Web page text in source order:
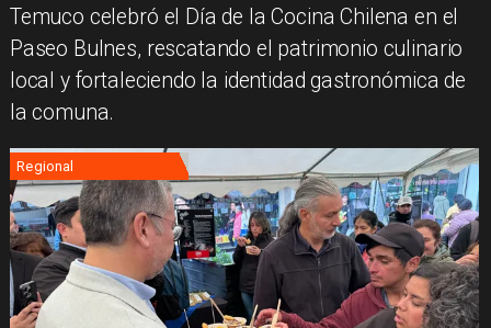
Temuco celebró el Día de la Cocina Chilena en el
Paseo Bulnes, rescatando el patrimonio culinario
local y fortaleciendo la identidad gastronómica de
la comuna.
Regional